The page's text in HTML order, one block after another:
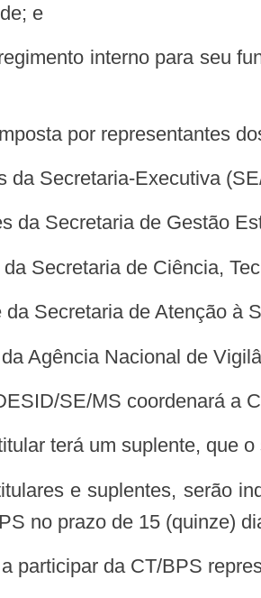
e
por representantes
da Secretaria-Executiva
da Secretaria de Gestão
da Secretaria de Ciência,
da Secretaria de Atenção à
da Agência Nacional de
SE/MS coordenará a
terá um suplente, que
e suplentes, serão
no prazo de 15 (quinze)
a participar da CT/BPS